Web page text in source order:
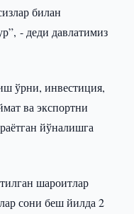
билан
- деди давлатимиз
ўрни, инвестиция,
ва экспортни
йўналишга
шароитлар
сони беш йилда 2